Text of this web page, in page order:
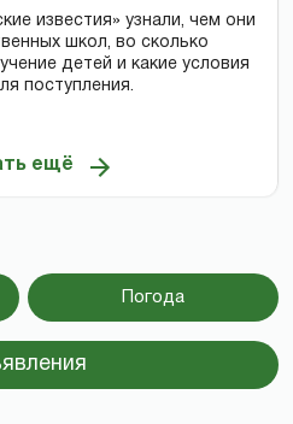
известия» узнали, чем они
школ, во сколько
детей и какие условия
поступления.
ещё
Погода